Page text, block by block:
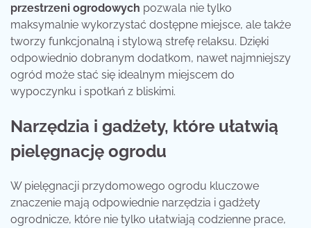
przestrzeni ogrodowych pozwala nie tylko
maksymalnie wykorzystać dostępne miejsce, ale także
tworzy funkcjonalną i stylową strefę relaksu. Dzięki
odpowiednio dobranym dodatkom, nawet najmniejszy
ogród może stać się idealnym miejscem do
wypoczynku i spotkań z bliskimi.
Narzędzia i gadżety, które ułatwią
pielęgnację ogrodu
W pielęgnacji przydomowego ogrodu kluczowe
znaczenie mają odpowiednie narzędzia i gadżety
ogrodnicze, które nie tylko ułatwiają codzienne prace,